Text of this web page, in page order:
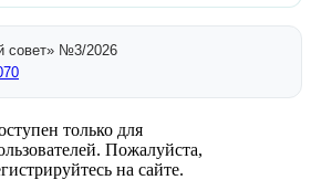
совет» №3/2026
только для
Пожалуйста,
на сайте.